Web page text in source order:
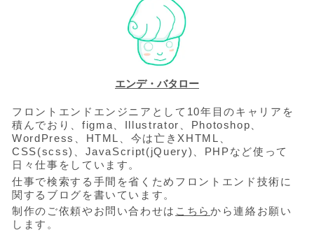
エンデ・バタロー
フロントエンドエンジニアとして10年目のキャリアを
積んでおり、figma、Illustrator、Photoshop、
WordPress、HTML、今は亡きXHTML、
CSS(scss)、JavaScript(jQuery)、PHPなど使って
日々仕事をしています。
仕事で検索する手間を省くためフロントエンド技術に
関するブログを書いています。
制作のご依頼やお問い合わせは こちらから連絡お願い
します。